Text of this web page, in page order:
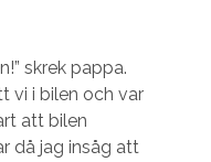
skrek pappa.
vi i bilen och var
att bilen
då jag insåg att